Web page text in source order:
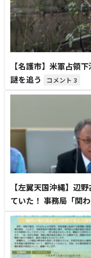
【名護市】米軍占領
謎を追う
3
【左翼天国沖縄】辺
ていた！ 事務局「関